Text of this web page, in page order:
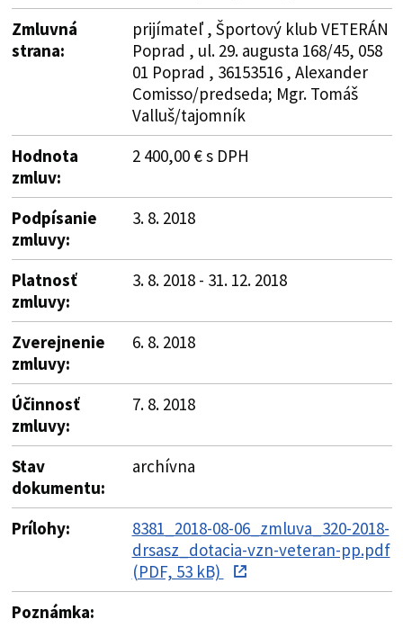
Zmluvná
strana:
prijímateľ , Športový klub VETERÁN
Poprad , ul. 29. augusta 168/45, 058
01 Poprad , 36153516 , Alexander
Comisso/predseda; Mgr. Tomáš
Valluš/tajomník
Hodnota
zmluv:
2 400,00 € s DPH
Podpísanie
zmluvy:
3. 8. 2018
Platnosť
zmluvy:
3. 8. 2018 - 31. 12. 2018
Zverejnenie
zmluvy:
6. 8. 2018
Účinnosť
zmluvy:
7. 8. 2018
Stav
dokumentu:
archívna
Prílohy:
8381_2018-08-06_zmluva_320-2018-
drsasz_dotacia-vzn-veteran-pp.pdf
(PDF, 53 kB)
Poznámka: